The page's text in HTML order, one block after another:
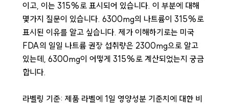
이고, 이는 315%로 표시되어 있습니다. 이 부분에 대해
몇가지 질문이 있습니다. 6300mg의 나트륨이 315%로
표시된 이유를 알고 싶습니다. 제가 이해하기로는 미국
FDA의 일일 나트륨 권장 섭취량은 2300mg으로 알고
있는데, 6300mg이 어떻게 315%로 계산되었는지 궁금
합니다.
라벨링 기준: 제품 라벨에 1일 영양성분 기준치에 대한 비